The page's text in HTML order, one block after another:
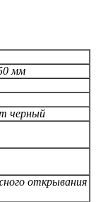
мм
черный
открывания